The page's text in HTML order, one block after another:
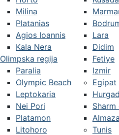
Milina
Platanias
Agios Ioannis
Kala Nera
Olimpska regija
Paralia
Olympic Beach
Leptokaria
Nei Pori
Platamon
Litohoro
Lara
Didim
Fetiye
Izmir
Egipat
Sharm
Tunis